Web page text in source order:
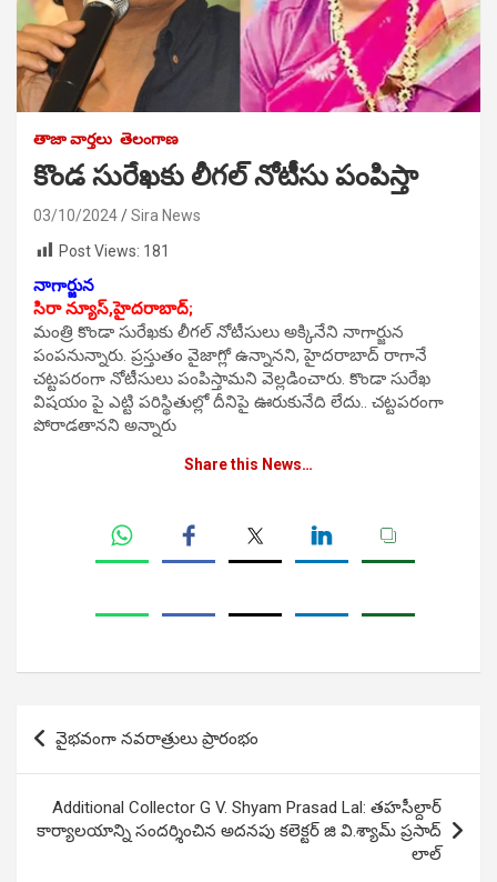
తాజా వార్తలు తెలంగాణ
కొండ సురేఖకు లీగల్ నోటీసు పంపిస్తా
03/10/2024
Sira News
Post Views: 181
నాగార్జున
సిరా న్యూస్,హైదరాబాద్;
మంత్రి కొండా సురేఖకు లీగల్ నోటీసులు అక్కినేని నాగార్జున
పంపనున్నారు. ప్రస్తుతం వైజాగ్లో ఉన్నానని, హైదరాబాద్ రాగానే
చట్టపరంగా నోటీసులు పంపిస్తామని వెల్లడించారు. కొండా సురేఖ
విషయం పై ఎట్టి పరిస్థితుల్లో దీనిపై ఊరుకునేది లేదు.. చట్టపరంగా
పోరాడతానని అన్నారు
Share this News…
Post
navigation
వైభవంగా నవరాత్రులు ప్రారంభం
Additional Collector G V. Shyam Prasad Lal: తహసీల్దార్
కార్యాల‌యాన్ని సందర్శించిన అదనపు కలెక్టర్ జి వి.శ్యామ్ ప్రసాద్
లాల్